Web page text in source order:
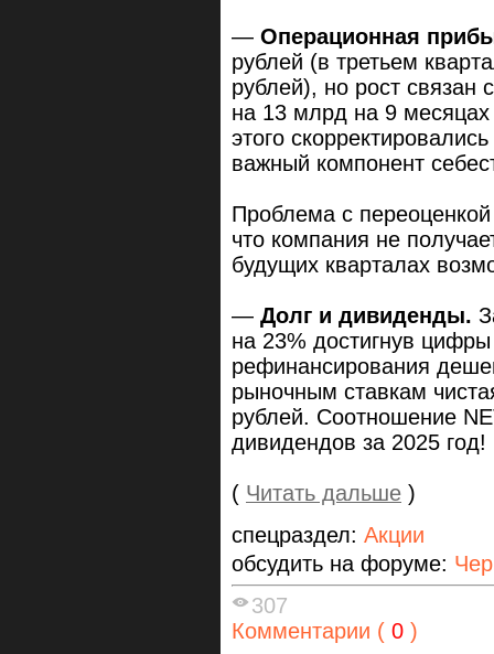
— Операционная
рублей (в третьем
рублей), но рост связан
на 13 млрд на 9
этого
важный компонент
Проблема с переоценкой
что компания не
будущих кварталах
— Долг и дивиденды.
на 23% достигнув
рефинансирования
рыночным ставкам
рублей. Соотношение
дивидендов за 2025 год!
( Читать дальше )
спецраздел: Акции
обсудить на форуме:
307
Комментарии ( 0 )